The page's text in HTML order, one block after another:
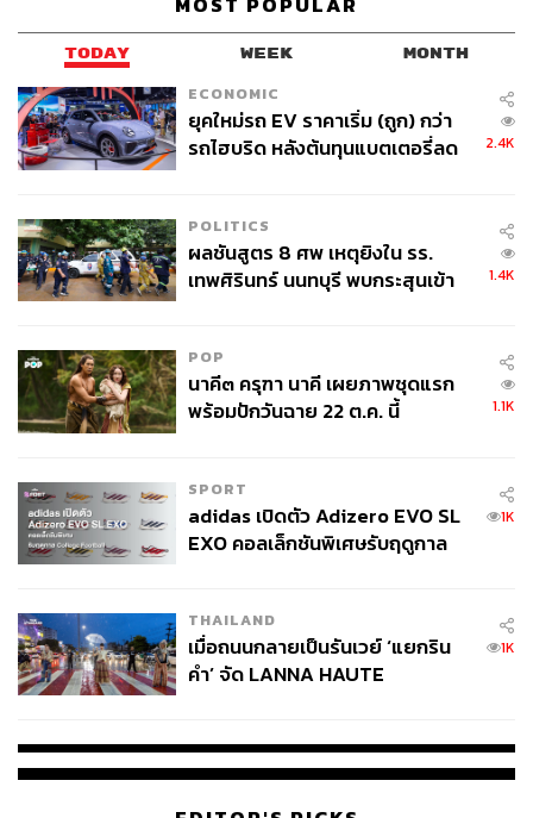
TODAY WEEK MONTH
ECONOMIC
ยุคใหม่รถ EV ราคาเริ่ม (ถูก) กว่า
รถไฮบริด หลังต้นทุนแบตเตอรี่ลด
2.4K
POLITICS
ผลชันสูตร 8 ศพ เหตุยิงใน รร.
เทพศิรินทร์ นนทบุรี พบกระสุนเข้า
1.4K
POP
นาคี๓ ครุฑา นาคี เผยภาพชุดแรก
พร้อมปักวันฉาย 22 ต.ค. นี้
1.1K
SPORT
adidas เปิดตัว Adizero EVO SL
EXO คอลเล็กชันพิเศษรับฤดูกาล
1K
THAILAND
เมื่อถนนกลายเป็นรันเวย์ ‘แยกริน
คำ’ จัด LANNA HAUTE
1K